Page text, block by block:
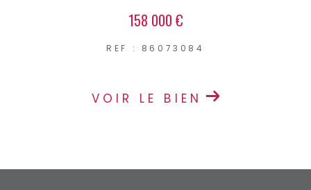
158 000 €
REF : 86073084
VOIR LE BIEN